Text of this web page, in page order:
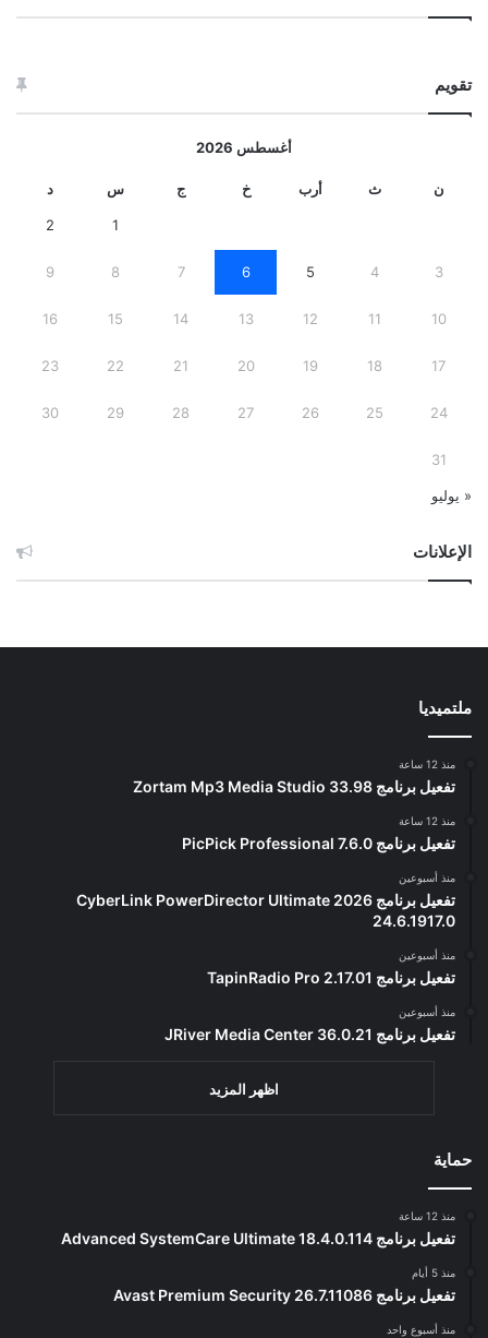
تقويم
أغسطس 2026
ن ث أرب خ ج س د
1
2
3
4
5
6
7
8
9
10
11
12
13
14
15
16
17
18
19
20
21
22
23
24
25
26
27
28
29
30
31
« يوليو
الإعلانات
ملتميديا
منذ 12 ساعة
تفعيل برنامج Zortam Mp3 Media Studio 33.98
منذ 12 ساعة
تفعيل برنامج PicPick Professional 7.6.0
منذ أسبوعين
تفعيل برنامج CyberLink PowerDirector Ultimate 2026
24.6.1917.0
منذ أسبوعين
تفعيل برنامج TapinRadio Pro 2.17.01
منذ أسبوعين
تفعيل برنامج JRiver Media Center 36.0.21
اظهر المزيد
حماية
منذ 12 ساعة
تفعيل برنامج Advanced SystemCare Ultimate 18.4.0.114
منذ 5 أيام
تفعيل برنامج Avast Premium Security 26.7.11086
منذ أسبوع واحد